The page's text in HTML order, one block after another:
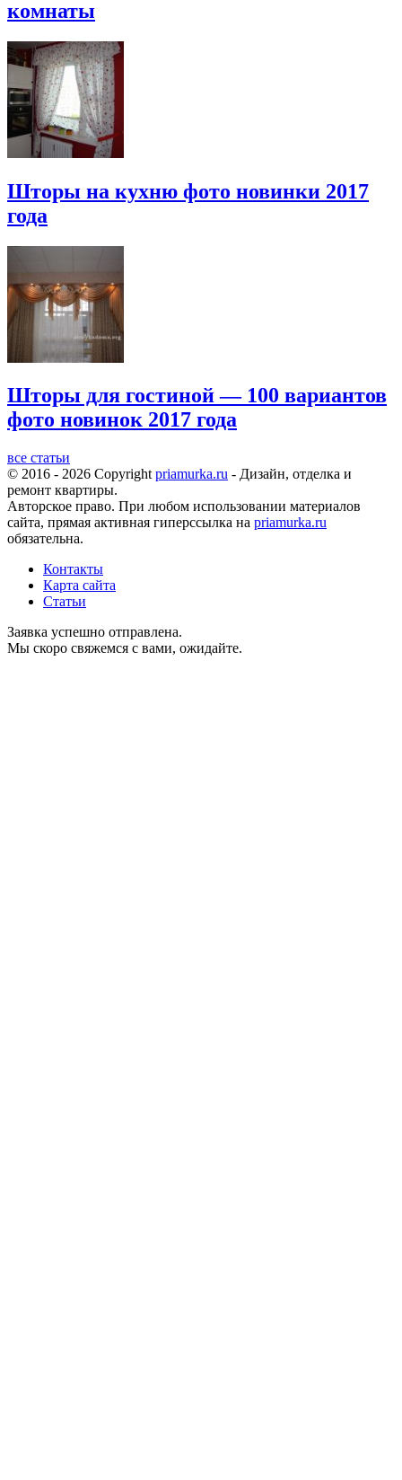
комнаты
Шторы на кухню фото новинки 2017
года
Шторы для гостиной — 100 вариантов
фото новинок 2017 года
все статьи
© 2016 - 2026 Copyright priamurka.ru - Дизайн, отделка и
ремонт квартиры.
Авторское право. При любом использовании материалов
сайта, прямая активная гиперссылка на priamurka.ru
обязательна.
Контакты
Карта сайта
Статьи
Заявка успешно отправлена.
Мы скоро свяжемся с вами, ожидайте.